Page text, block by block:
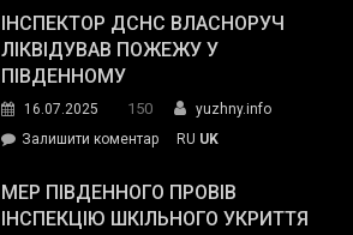
провів
нараду
силових
та
органів:
«Наш
ІНСПЕКТОР ДСНС ВЛАСНОРУЧ
ЛІКВІДУВАВ ПОЖЕЖУ У
ПІВДЕННОМУ
16.07.2025 150
yuzhny.info
Залишити коментарon
ДСНС
власноруч
RU UK
МЕР ПІВДЕННОГО ПРОВІВ
ІНСПЕКЦІЮ ШКІЛЬНОГО УКРИТТЯ